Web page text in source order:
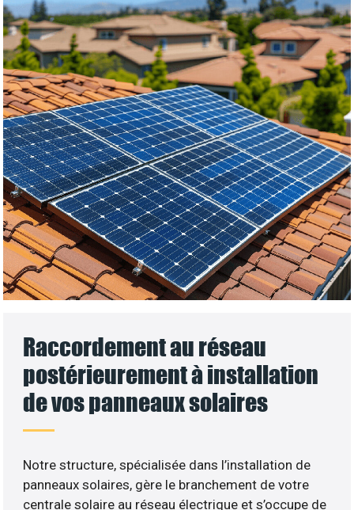
Raccordement au réseau
postérieurement à installation
de vos panneaux solaires
Notre structure, spécialisée dans l’installation de
panneaux solaires, gère le branchement de votre
centrale solaire au réseau électrique et s’occupe de